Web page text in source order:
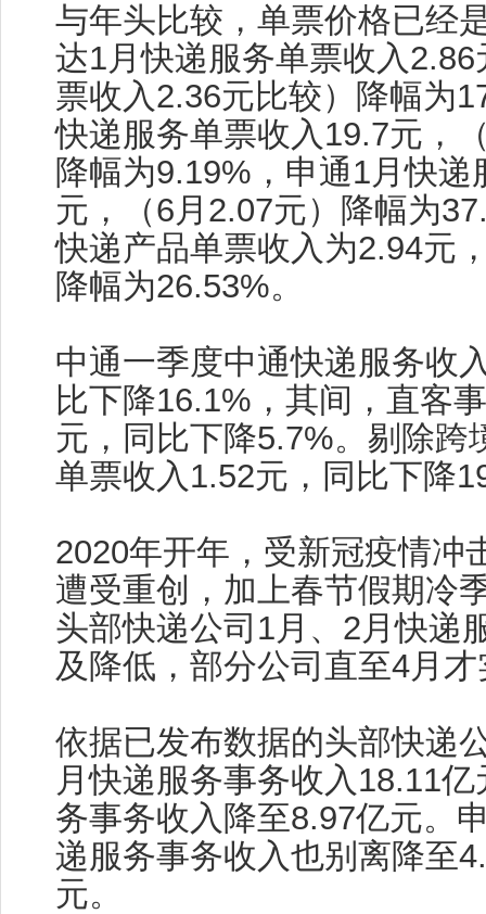
与年头比较，单票价格已经
达1月快递服务单票收入
票收入2.36元比较）降幅为
快递服务单票收入19.7元，
降幅为9.19%，申通1月快递
元，（6月2.07元）降幅为
快递产品单票收入为2.94元
降幅为26.53%。
中通一季度中通快递服务收
比下降16.1%，其间，直客
元，同比下降5.7%。剔除跨
单票收入1.52元，同比下降
2020年开年，受新冠疫情冲
遭受重创，加上春节假期冷
头部快递公司1月、2月快递
及降低，部分公司直至4月
依据已发布数据的头部快递
月快递服务事务收入18.11
务事务收入降至8.97亿元。
递服务事务收入也别离降至
元。